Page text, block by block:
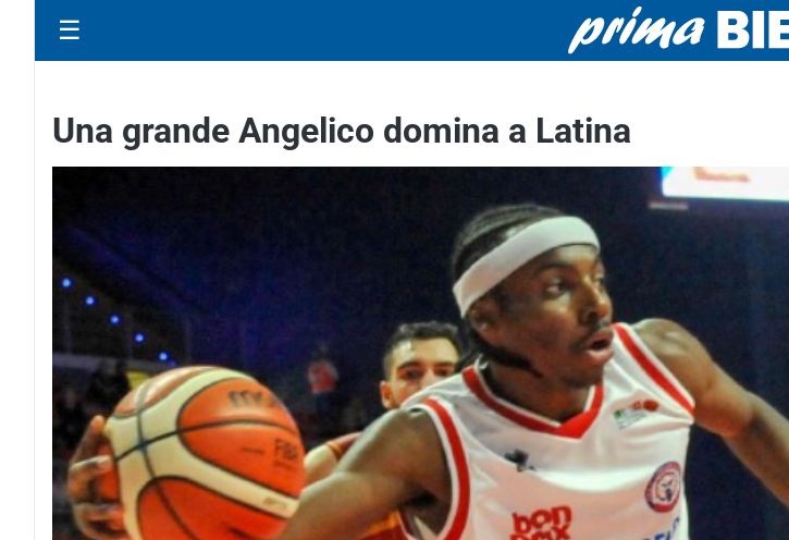
☰
Una grande Angelico domina a Latina